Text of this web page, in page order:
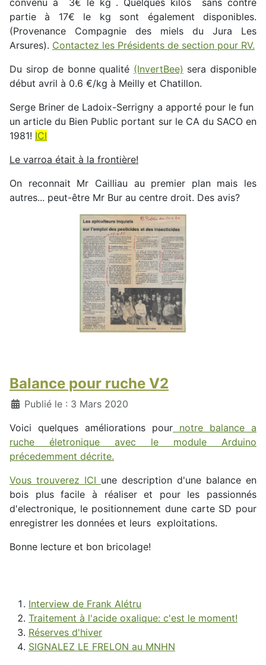
partie à 17€ le kg sont également disponibles.
(Provenance Compagnie des miels du Jura Les
Arsures). Contactez les Présidents de section pour RV.
Du sirop de bonne qualité (InvertBee) sera disponible
début avril à 0.6 €/kg à Meilly et Chatillon.
Serge Briner de Ladoix-Serrigny a apporté pour le fun
un article du Bien Public portant sur le CA du SACO en
1981! ICI
Le varroa était à la frontière!
On reconnait Mr Cailliau au premier plan mais les
autres... peut-être Mr Bur au centre droit. Des avis?
Balance pour ruche V2
DétailsPublié le : 3 Mars 2020
Voici quelques améliorations pour notre balance a
ruche életronique avec le module Arduino
précedemment décrite.
Vous trouverez ICI une description d'une balance en
bois plus facile à réaliser et pour les passionnés
d'electronique, le positionnement dune carte SD pour
enregistrer les données et leurs exploitations.
Bonne lecture et bon bricolage!
Interview de Frank Alétru
Traitement à l'acide oxalique: c'est le moment!
Réserves d'hiver
SIGNALEZ LE FRELON au MNHN